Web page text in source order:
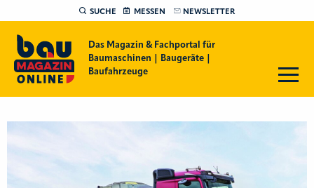
SUCHE MESSEN NEWSLETTER
Das Magazin & Fachportal für
Baumaschinen | Baugeräte |
Baufahrzeuge